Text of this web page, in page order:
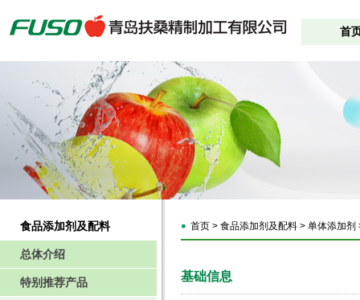
首
食品添加剂及配料
总体介绍
特别推荐产品
首页 > 食品添加剂及配料 > 单体添加剂
基础信息